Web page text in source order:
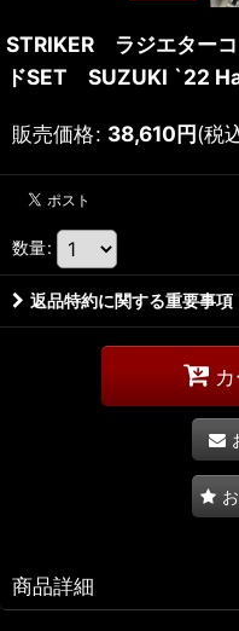
STRIKER ラジエター
ドSET SUZUKI `22
販売価格: 38,610円(税
数量:
返品特約に関する重要事項
商品詳細